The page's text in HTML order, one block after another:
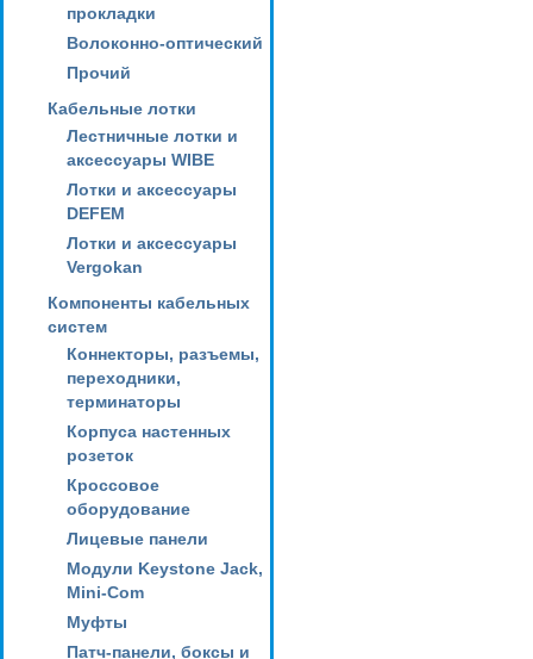
прокладки
Волоконно-оптический
Прочий
Кабельные лотки
Лестничные лотки и
аксессуары WIBE
Лотки и аксессуары
DEFEM
Лотки и аксессуары
Vergokan
Компоненты кабельных
систем
Коннекторы, разъемы,
переходники,
терминаторы
Корпуса настенных
розеток
Кроссовое
оборудование
Лицевые панели
Модули Keystone Jack,
Mini-Com
Муфты
Патч-панели, боксы и